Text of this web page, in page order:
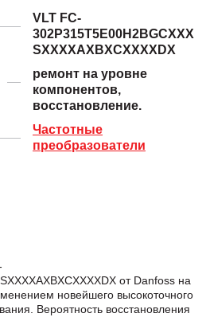
VLT FC-
302P315T5E00H2BGCXXX
SXXXXAXBXCXXXXDX
ремонт на уровне
компонентов,
восстановление.
Частотные
преобразователи
от Danfoss на
новейшего высокоточного
Вероятность восстановления